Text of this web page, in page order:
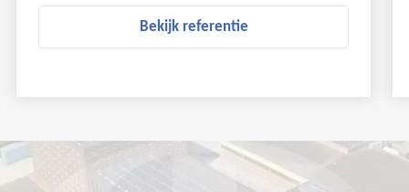
Bekijk referentie